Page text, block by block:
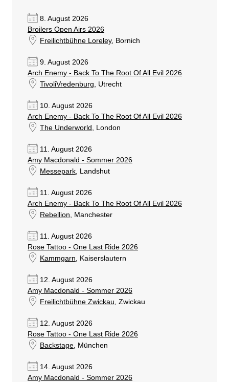
8. August 2026
Broilers Open Airs 2026
Freilichtbühne Loreley, Bornich
9. August 2026
Arch Enemy - Back To The Root Of All Evil 2026
TivoliVredenburg, Utrecht
10. August 2026
Arch Enemy - Back To The Root Of All Evil 2026
The Underworld , London
11. August 2026
Amy Macdonald - Sommer 2026
Messepark, Landshut
11. August 2026
Arch Enemy - Back To The Root Of All Evil 2026
Rebellion, Manchester
11. August 2026
Rose Tattoo - One Last Ride 2026
Kammgarn, Kaiserslautern
12. August 2026
Amy Macdonald - Sommer 2026
Freilichtbühne Zwickau, Zwickau
12. August 2026
Rose Tattoo - One Last Ride 2026
Backstage, München
14. August 2026
Amy Macdonald - Sommer 2026